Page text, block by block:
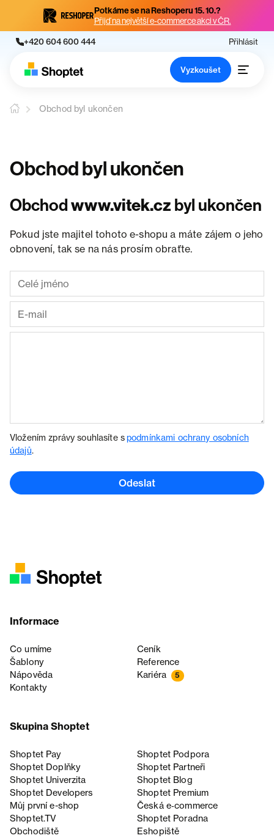
Potkáme se na Reshoperu 15. 10.?
Přijď na největší e-commerce akci v ČR.
+420 604 600 444 Přihlásit
Vyzkoušet
Obchod byl ukončen
Obchod byl ukončen
Obchodwww.vitek.cz byl ukončen
Pokud jste majitel tohoto e-shopu a máte zájem o jeho
obnovení, tak se na nás prosím obraťte.
Vložením zprávy souhlasíte spodmínkami ochrany osobních
údajů.
Odeslat
Informace
Co umíme
Ceník
Šablony
Reference
Nápověda
Kariéra 5
Kontakty
Skupina Shoptet
Shoptet Pay
Shoptet Podpora
Shoptet Doplňky
Shoptet Partneři
Shoptet Univerzita
Shoptet Blog
Shoptet Developers
Shoptet Premium
Můj první e-shop
Česká e‑commerce
Shoptet.TV
Shoptet Poradna
Obchodiště
Eshopiště